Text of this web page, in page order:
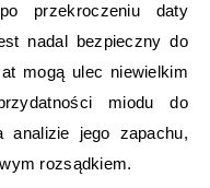
przekroczeniu daty
nadal bezpieczny do
mogą ulec niewielkim
miodu do
analizie jego zapachu,
rozsądkiem.